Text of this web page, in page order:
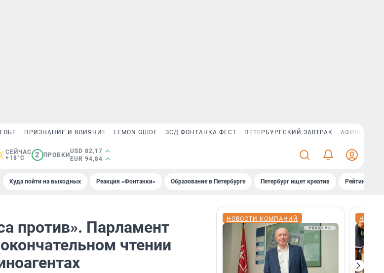
ПРИЗНАНИЕ И ВЛИЯНИЕ LEMON GUIDE ЗСД ФОНТАНКА ФЕСТ ПЕТЕРБУРГСКИЙ ЗАВТРАК АФИША PLUS
СЕЙЧАС
+18°C
2 ПРОБКИ
USD 82,17
EUR 94,84
Куда пойти на выходных Реакция «Фонтанки» Образование в Петербурге Петербург ищет креатив Рейтинги
против». Парламент
чтении
НОВОСТИ КОМПАНИЙ